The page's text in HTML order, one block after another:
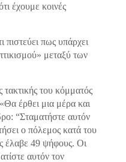
έχουμε κοινές
πως υπάρχει
μεταξύ των
τακτικής του κόμματός
έρθει μια μέρα και
“Σταματήστε αυτόν
ο πόλεμος κατά του
έλαβε 49 ψήφους. Οι
αυτόν τον